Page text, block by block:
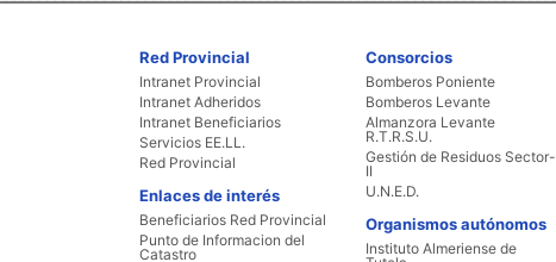
Red Provincial
Intranet Provincial
Intranet Adheridos
Intranet Beneficiarios
Servicios EE.LL.
Red Provincial
Enlaces de interés
Beneficiarios Red Provincial
Punto de Informacion del
Catastro
Consorcios
Bomberos Poniente
Bomberos Levante
Almanzora Levante
R.T.R.S.U.
Gestión de Residuos Sector-
II
U.N.E.D.
Organismos autónomos
Instituto Almeriense de